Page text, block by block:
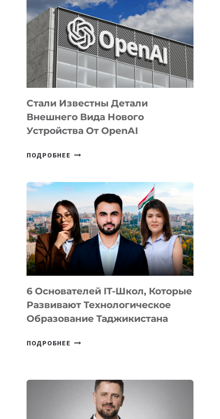
ЗАДАЧИ
ПО
РАЗВИТИЮ
ЭКОСИСТЕМЫ
ИСКУССТВЕННОГО
ИНТЕЛЛЕКТА
Стали Известны Детали
Внешнего Вида Нового
Устройства От OpenAI
ПОДРОБНЕЕ СТАЛИ
ВНЕШНЕГО
ВИДА
НОВОГО
УСТРОЙСТВА
ОТ
OPENAI
6 Основателей IT-Школ, Которые
Развивают Технологическое
Образование Таджикистана
ПОДРОБНЕЕ
КОТОРЫЕ
РАЗВИВАЮТ
ТЕХНОЛОГИЧЕСКОЕ